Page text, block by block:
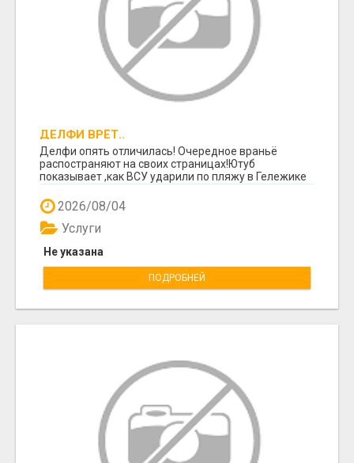
ДЕЛФИ ВРЁТ..
Делфи опять отличилась! Очередное враньё
распостраняют на своих страницах!Ютуб
показывает ,как ВСУ ударили по пляжу в Гележике
2026/08/04
Не указана
Услуги
ПОДРОБНЕЙ